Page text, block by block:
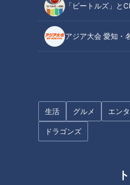
「ビートルズ」と
アジア大会 愛知・
生活 グルメ エン
ドラゴンズ
記
おいしい野菜の食べ方」！JA全